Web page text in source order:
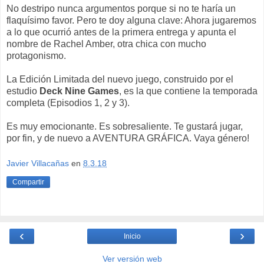
No destripo nunca argumentos porque si no te haría un
flaquísimo favor. Pero te doy alguna clave: Ahora jugaremos
a lo que ocurrió antes de la primera entrega y apunta el
nombre de Rachel Amber, otra chica con mucho
protagonismo.
La Edición Limitada del nuevo juego, construido por el
estudio Deck Nine Games, es la que contiene la temporada
completa (Episodios 1, 2 y 3).
Es muy emocionante. Es sobresaliente. Te gustará jugar,
por fin, y de nuevo a AVENTURA GRÁFICA. Vaya género!
Javier Villacañas en 8.3.18
Compartir
‹ ›
Inicio
Ver versión web